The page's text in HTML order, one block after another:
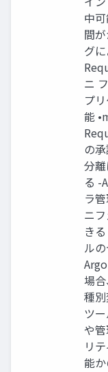
中
間
グ
ニ
プ
能
の
分
る -
ラ
ニ
き
ル
場
種
ツ
や
リ
能